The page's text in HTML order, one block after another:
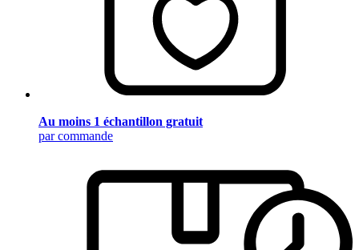
Au moins 1 échantillon gratuit
par commande